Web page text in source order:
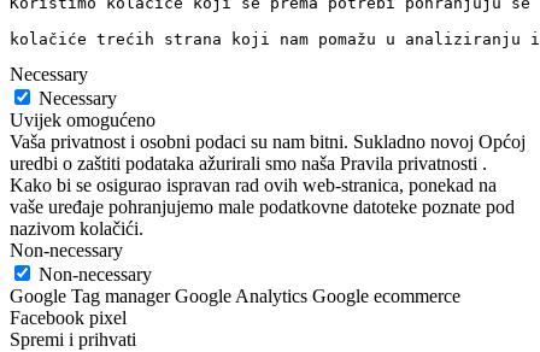
kolačiće trećih strana koji nam pomažu u
Necessary
Necessary
Uvijek omogućeno
Vaša privatnost i osobni podaci su nam bitni. Sukladno novoj Općoj
uredbi o zaštiti podataka ažurirali smo naša Pravila privatnosti .
Kako bi se osigurao ispravan rad ovih web-stranica, ponekad na
vaše uređaje pohranjujemo male podatkovne datoteke poznate pod
nazivom kolačići.
Non-necessary
Non-necessary
Google Tag manager Google Analytics Google ecommerce
Facebook pixel
Spremi i prihvati